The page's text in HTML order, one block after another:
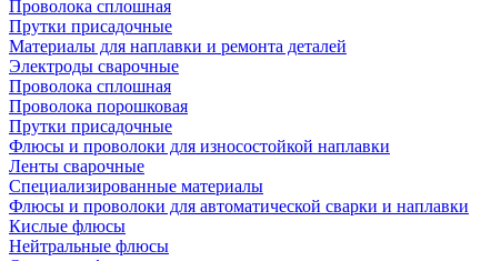
Проволока сплошная
Прутки присадочные
Материалы для наплавки и ремонта деталей
Электроды сварочные
Проволока сплошная
Проволока порошковая
Прутки присадочные
Флюсы и проволоки для износостойкой наплавки
Ленты сварочные
Специализированные материалы
Флюсы и проволоки для автоматической сварки и наплавки
Кислые флюсы
Нейтральные флюсы